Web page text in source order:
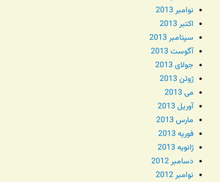
نوامبر 2013
اکتبر 2013
سپتامبر 2013
آگوست 2013
جولای 2013
ژوئن 2013
می 2013
آوریل 2013
مارس 2013
فوریه 2013
ژانویه 2013
دسامبر 2012
نوامبر 2012